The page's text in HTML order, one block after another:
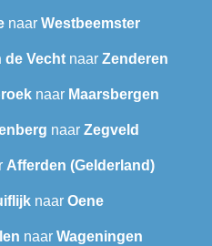
naar Westbeemster
de Vechtnaar Zenderen
naar Maarsbergen
naar Zegveld
Afferden (Gelderland)
naar Oene
naar Wageningen